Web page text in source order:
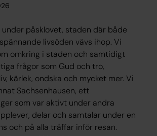
under påsklovet, staden där både
livsöden vävs ihop. Vi
omkring i staden och samtidigt
frågor som Gud och tro,
kärlek, ondska och mycket mer. Vi
Sachsenhausen, ett
som var aktivt under andra
delar och samtalar under en
och på alla träffar inför resan.